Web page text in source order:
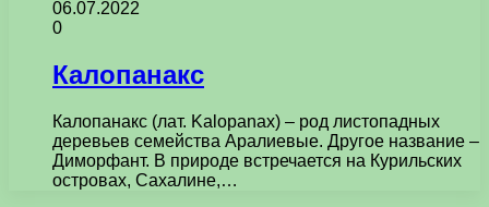
06.07.2022
0
Калопанакс
Калопанакс (лат. Kalopаnax) – род листопадных
деревьев семейства Аралиевые. Другое название –
Диморфант. В природе встречается на Курильских
островах, Сахалине,…